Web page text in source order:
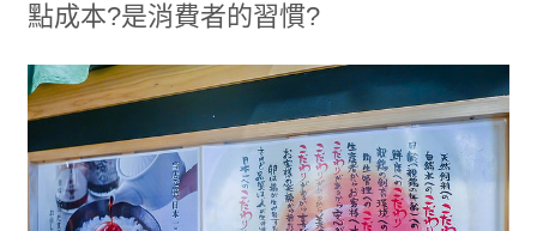
點成本?是消費者的習慣?